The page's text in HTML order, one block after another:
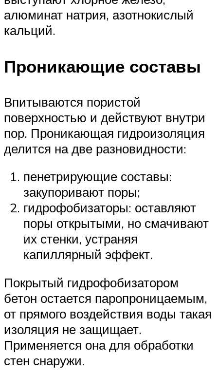
алюминат натрия, азотнокислый
кальций.
Проникающие составы
Впитываются пористой
поверхностью и действуют внутри
пор. Проникающая гидроизоляция
делится на две разновидности:
пенетрирующие составы:
закупоривают поры;
гидрофобизаторы: оставляют
поры открытыми, но смачивают
их стенки, устраняя
капиллярный эффект.
Покрытый гидрофобизатором
бетон остается паропроницаемым,
от прямого воздействия воды такая
изоляция не защищает.
Применяется она для обработки
стен снаружи.